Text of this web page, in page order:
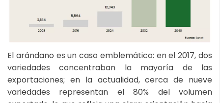
El arándano es un caso emblemático: en el 2017, dos
variedades concentraban la mayoría de las
exportaciones; en la actualidad, cerca de nueve
variedades representan el 80% del volumen